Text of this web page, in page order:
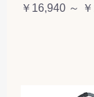
￥16,940 ～